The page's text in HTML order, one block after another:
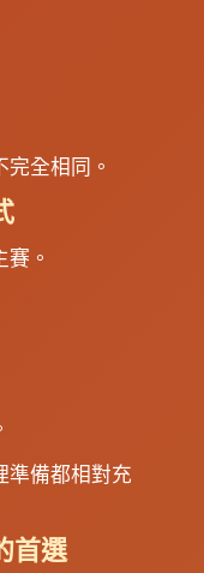
全相同。
。
準備都相對充
首選